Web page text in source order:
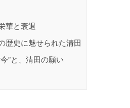
華と衰退
歴史に魅せられた清田
”と、清田の願い